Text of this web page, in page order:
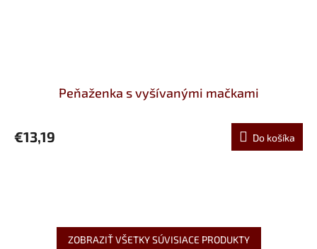
Peňaženka s vyšívanými mačkami
€13,19 Do košíka
ZOBRAZIŤ VŠETKY SÚVISIACE PRODUKTY